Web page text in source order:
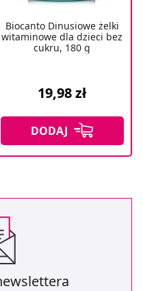
Biocanto Dinusiowe żelki
witaminowe dla dzieci bez
cukru, 180 g
19,98 zł